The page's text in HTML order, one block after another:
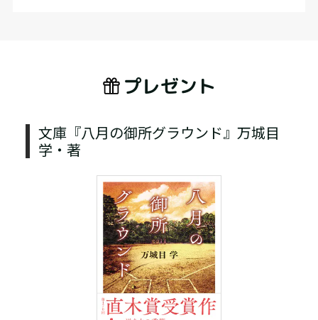
プレゼント
文庫『八月の御所グラウンド』万城目
学・著